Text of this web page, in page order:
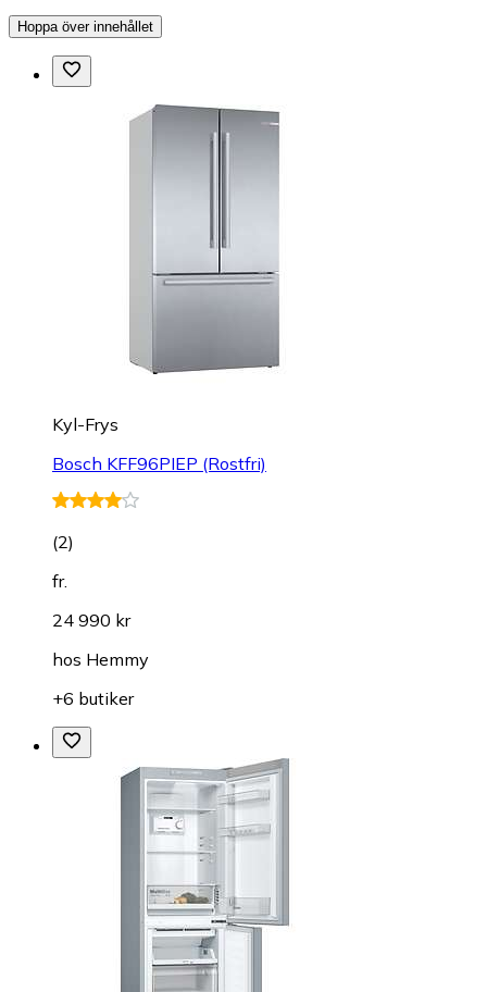
Hoppa över innehållet
Kyl-Frys
Bosch KFF96PIEP (Rostfri)
(2)
fr.
24 990 kr
hos Hemmy
+6 butiker